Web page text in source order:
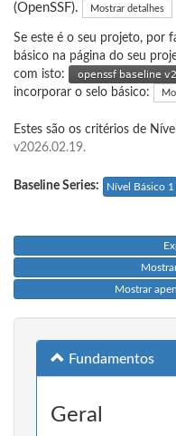
(OpenSSF).
Mostrar detalhes
Se este é o seu projeto, por
básico na página do seu
com isto:
incorporar o selo básico:
Estes são os critérios de
v2026.02.19.
Baseline Series: Nível Básico 1
Mostrar
Fundamentos
Geral